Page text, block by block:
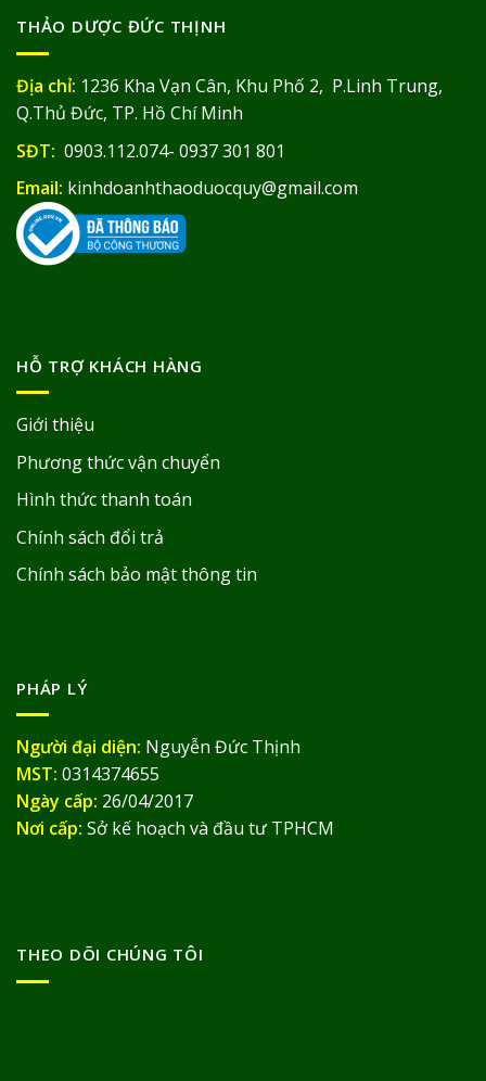
THẢO DƯỢC ĐỨC THỊNH
Địa chỉ: 1236 Kha Vạn Cân, Khu Phố 2, P.Linh Trung,
Q.Thủ Đức, TP. Hồ Chí Minh
SĐT: 0903.112.074- 0937 301 801
Email: kinhdoanhthaoduocquy@gmail.com
HỖ TRỢ KHÁCH HÀNG
Giới thiệu
Phương thức vận chuyển
Hình thức thanh toán
Chính sách đổi trả
Chính sách bảo mật thông tin
PHÁP LÝ
Người đại diện: Nguyễn Đức Thịnh
MST: 0314374655
Ngày cấp: 26/04/2017
Nơi cấp: Sở kế hoạch và đầu tư TPHCM
THEO DÕI CHÚNG TÔI